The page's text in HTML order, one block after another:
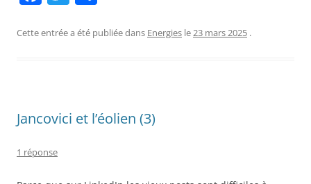
c
o
k
itt ta
Cette entrée a été publiée dans Energies le23 mars 2025 .
Jancovici et l’éolien (3)
1 réponse